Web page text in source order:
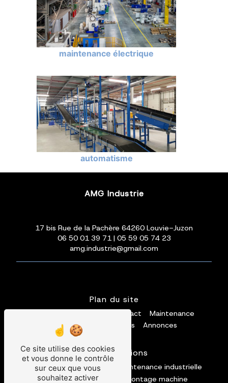
maintenance électrique
automatisme
AMG Industrie
17 bis Rue de la Pachère 64260 Louvie-Juzon
06 50 01 39 71| 05 59 05 74 23
amg.industrie@gmail.com
Plan du site
Contact
Maintenance
Galerie photos
Vidéos Annonces
Nos prestations
convoyage mécanique
maintenance industrielle
maintenance machine
montage machine
Ce site utilise des cookies
et vous donne le contrôle
sur ceux que vous
souhaitez activer